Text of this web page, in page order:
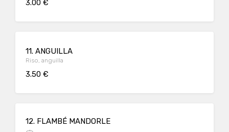
3.00 €
11. ANGUILLA
Riso, anguilla
3.50 €
12. FLAMBÉ MANDORLE